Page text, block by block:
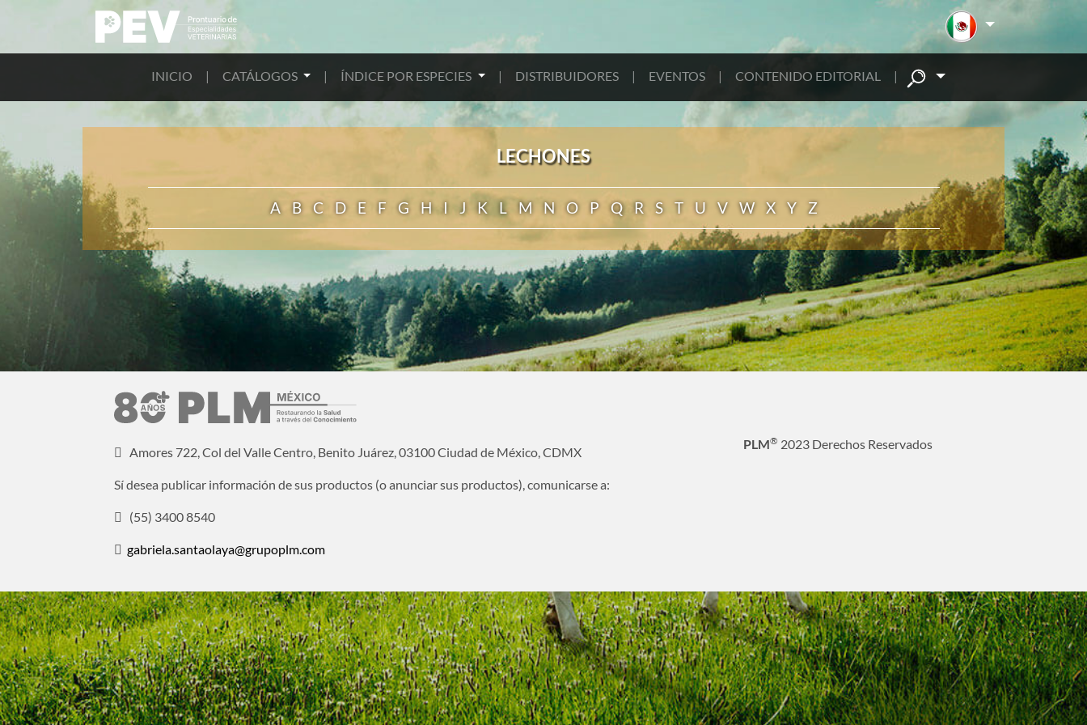
INICIO | CATÁLOGOS | ÍNDICE POR ESPECIES | DISTRIBUIDORES | EVENTOS | CONTENIDO EDITORIAL |
LECHONES
A B C D E F G H I J K L M N O P Q R S T U V W X Y Z
Amores 722, Col del Valle Centro, Benito Juárez, 03100 Ciudad de México, CDMX
Sí desea publicar información de sus productos (o anunciar sus productos), comunicarse a:
(55) 3400 8540
gabriela.santaolaya@grupoplm.com
PLM® 2023 Derechos Reservados